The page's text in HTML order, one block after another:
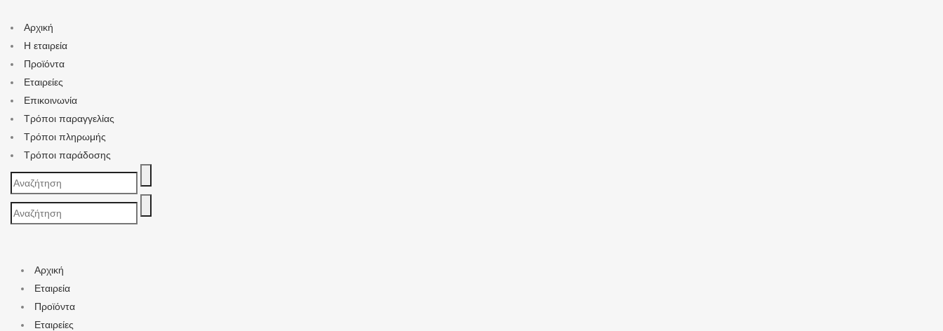
Αρχική
Η εταιρεία
Προϊόντα
Εταιρείες
Επικοινωνία
Τρόποι παραγγελίας
Τρόποι πληρωμής
Τρόποι παράδοσης
Search
for:
Search
for:
Αρχική
Εταιρεία
Προϊόντα
Εταιρείες